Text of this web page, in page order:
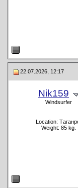
22.07.2026, 12:17
Nik159
Windsurfer
Location:
Weight: 85 kg.